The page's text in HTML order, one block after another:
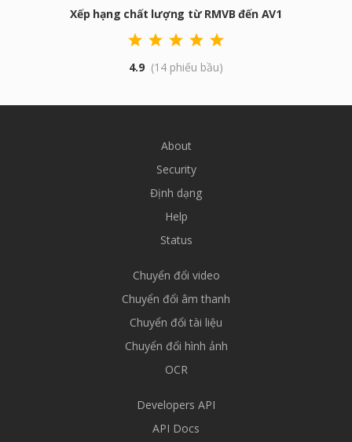
Xếp hạng chất lượng từ RMVB đến AV1
4.9 (14 phiếu bầu)
About
Security
Định dạng
Help
Status
Chuyển đổi video
Chuyển đổi âm thanh
Chuyển đổi tài liệu
Chuyển đổi hình ảnh
OCR
Developers API
API Docs